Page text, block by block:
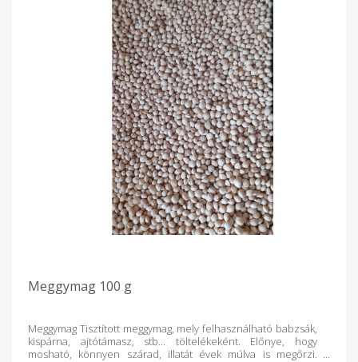
Meggymag 100 g
Meggymag Tisztított meggymag, mely felhasználható babzsák,
kispárna, ajtótámasz, stb... töltelékeként. Előnye, hogy
mosható, könnyen szárad, illatát évek múlva is megőrzi.